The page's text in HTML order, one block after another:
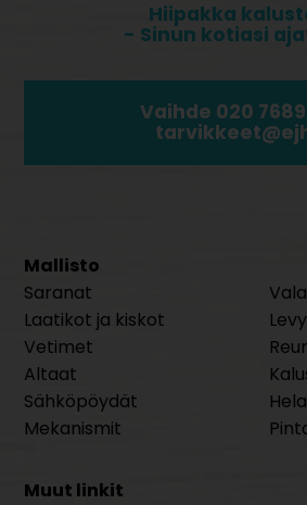
Hiipakka
- Sinun kotiasi
Vaihde 020
Mallisto
Saranat
Laatikot ja kiskot
Vetimet
Altaat
Sähköpöydät
Mekanismit
Muut linkit